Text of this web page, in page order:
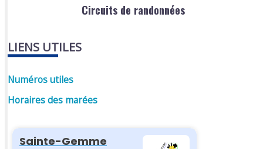
Circuits de randonnées
LIENS UTILES
Numéros utiles
Horaires des marées